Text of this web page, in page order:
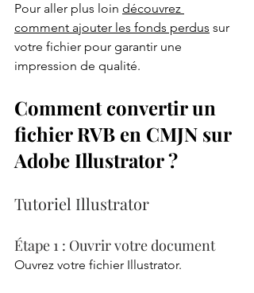
Pour aller plus loin découvrez
comment ajouter les fonds perdus sur
votre fichier pour garantir une
impression de qualité.
Comment convertir un
fichier RVB en CMJN sur
Adobe Illustrator ?
Tutoriel Illustrator
Étape 1 : Ouvrir votre document
Ouvrez votre fichier Illustrator.